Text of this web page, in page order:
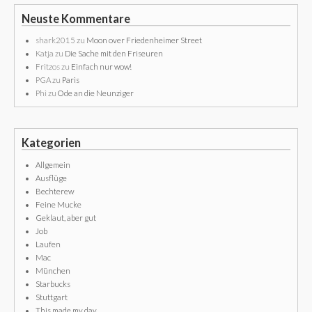
Neuste Kommentare
shark2015 zu Moon over Friedenheimer Street
Katja zu Die Sache mit den Friseuren
Fritzoszu Einfach nur wow!
PGAzu Paris
Phi zu Ode an die Neunziger
Kategorien
Allgemein
Ausflüge
Bechterew
Feine Mucke
Geklaut, aber gut
Job
Laufen
Mac
München
Starbucks
Stuttgart